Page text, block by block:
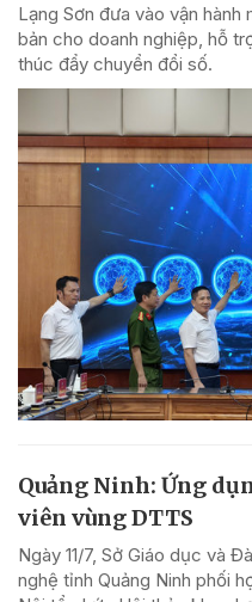
Lạng Sơn đưa vào vận hành
bản cho doanh nghiệp, hỗ
thúc đẩy chuyển đổi số.
Quảng Ninh: Ứng
viên vùng DTTS
Ngày 11/7, Sở Giáo dục và
nghệ tỉnh Quảng Ninh phối